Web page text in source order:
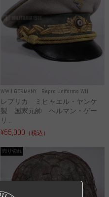
WWII GERMANY Repro Uniforms WH
レプリカ ミヒャエル・ヤンケ
製 国家元帥 ヘルマン・ゲー
リ...
¥55,000 （税込）
売り切れ